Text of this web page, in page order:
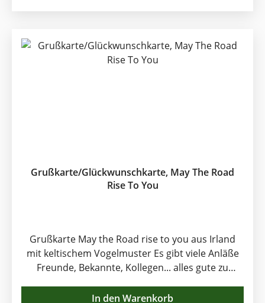
farbigem Kuvert. Innen blank. Format: 12,5 x 12,5
Grußkarte/Glückwunschkarte, May The Road
Rise To You
Grußkarte May the Road rise to you aus Irland
mit keltischem Vogelmuster Es gibt viele Anläße
Freunde, Bekannte, Kollegen... alles gute zu
werden in unserem Handy-Zeitalter besonders
In den Warenkorb